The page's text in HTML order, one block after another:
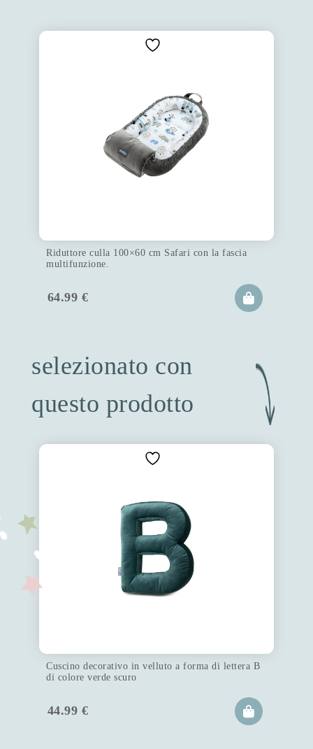
Riduttore culla 100×60 cm Safari con la fascia
multifunzione.
64.99 €
selezionato con
questo prodotto
Cuscino decorativo in velluto a forma di lettera B
di colore verde scuro
44.99 €